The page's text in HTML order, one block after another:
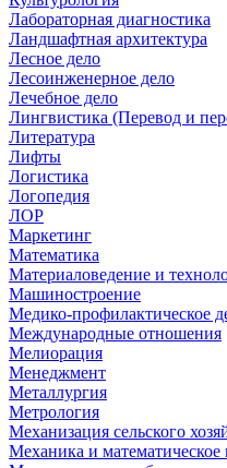
Лабораторная диагностика
Ландшафтная архитектура
Лесное дело
Лесоинженерное дело
Лечебное дело
Лингвистика (Перевод и
Литература
Лифты
Логистика
Логопедия
ЛОР
Маркетинг
Математика
Материаловедение и
Машиностроение
Медико-профилактическое
Международные отношения
Мелиорация
Менеджмент
Металлургия
Метрология
Механизация сельского
Механика и математическое